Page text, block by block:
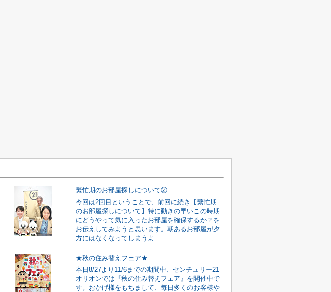
繁忙期のお部屋探しについて②
今回は2回目ということで、前回に続き【繁忙期
のお部屋探しについて】特に動きの早いこの時期
にどうやって気に入ったお部屋を確保するか？を
お伝えしてみようと思います。朝あるお部屋が夕
方にはなくなってしまうよ...
★秋の住み替えフェア★
本日8/27より11/6までの期間中、センチュリー21
オリオンでは『秋の住み替えフェア』を開催中で
す。おかげ様をもちまして、毎日多くのお客様や